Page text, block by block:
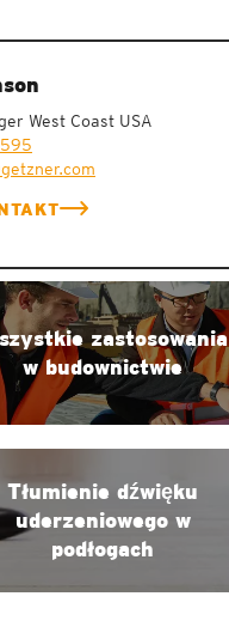
West Coast USA
zastosowania
w budownictwie
Tłumienie dźwięku
uderzeniowego w
podłogach